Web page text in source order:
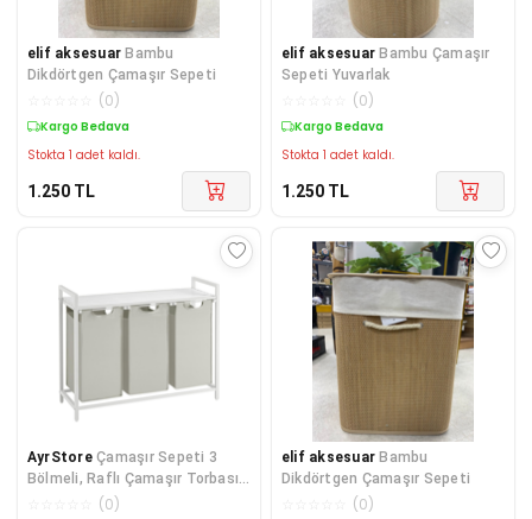
elif aksesuar Bambu
Dikdörtgen Çamaşır Sepeti
(0)
Kargo Bedava
Stokta 1 adet kaldı.
1.250 TL
elif aksesuar Bambu Çamaşır
Sepeti Yuvarlak
(0)
Kargo Bedava
Stokta 1 adet kaldı.
1.250 TL
AyrStore Çamaşır Sepeti 3
Bölmeli, Raflı Çamaşır Torbası,
Çamaşır Kutusu, Oxford Kumaş
(0)
elif aksesuar Bambu
Dikdörtgen Çamaşır Sepeti
(0)